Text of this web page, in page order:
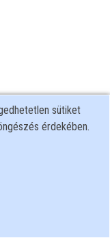
sütiket
érdekében.